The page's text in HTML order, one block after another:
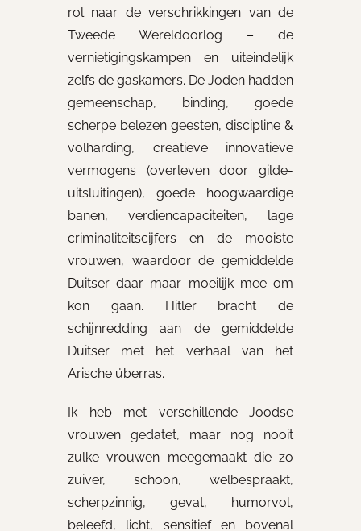
rol naar de verschrikkingen van de
Tweede Wereldoorlog – de
vernietigingskampen en uiteindelijk
zelfs de gaskamers. De Joden hadden
gemeenschap, binding, goede
scherpe belezen geesten, discipline &
volharding, creatieve innovatieve
vermogens (overleven door gilde-
uitsluitingen), goede hoogwaardige
banen, verdiencapaciteiten, lage
criminaliteitscijfers en de mooiste
vrouwen, waardoor de gemiddelde
Duitser daar maar moeilijk mee om
kon gaan. Hitler bracht de
schijnredding aan de gemiddelde
Duitser met het verhaal van het
Arische überras.
Ik heb met verschillende Joodse
vrouwen gedatet, maar nog nooit
zulke vrouwen meegemaakt die zo
zuiver, schoon, welbespraakt,
scherpzinnig, gevat, humorvol,
beleefd, licht, sensitief en bovenal